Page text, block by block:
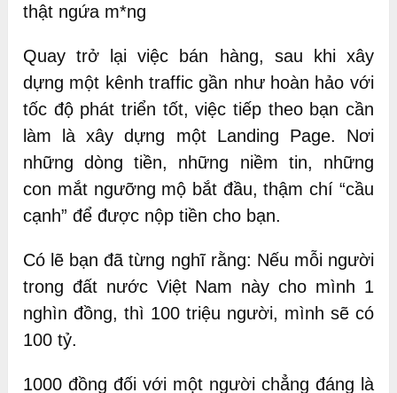
thật ngứa m*ng
Quay trở lại việc bán hàng, sau khi xây
dựng một kênh traffic gần như hoàn hảo với
tốc độ phát triển tốt, việc tiếp theo bạn cần
làm là xây dựng một Landing Page. Nơi
những dòng tiền, những niềm tin, những
con mắt ngưỡng mộ bắt đầu, thậm chí “cầu
cạnh” để được nộp tiền cho bạn.
Có lẽ bạn đã từng nghĩ rằng: Nếu mỗi người
trong đất nước Việt Nam này cho mình 1
nghìn đồng, thì 100 triệu người, mình sẽ có
100 tỷ.
1000 đồng đối với một người chẳng đáng là